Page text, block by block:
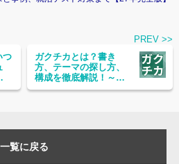
つ
PREV >>
ガクチカとは？書き
方、テーマの探し方、
構成を徹底解説！～学
生時代に力を入れたこ
一覧に戻る